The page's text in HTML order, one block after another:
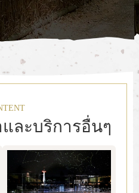
พื้นที่ที่ปกติ
ละบริการอื่นๆ